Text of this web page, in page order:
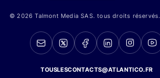
© 2026 Talmont Media SAS. tous droits réservés.
TOUSLESCONTACTS@ATLANTICO.FR